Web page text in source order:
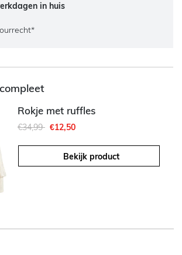
in huis
Rokje met ruffles
Afgeprijsd van
€34,99naar
€12,50
Bekijk product